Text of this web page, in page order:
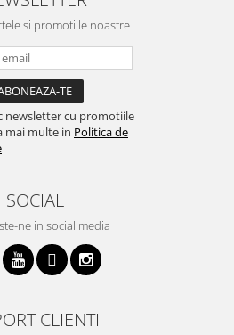
si promotiile noastre
newsletter cu promotiile
mai multe in Politica de
SOCIAL
ne in social media
CLIENTI